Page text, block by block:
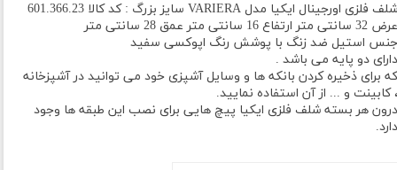
شلف فلزی اورجینال ایکیا مدل VARIERA سایز بزرگ : کد کالا 601.366.23
عرض 32 سانتی متر ارتفاع 16 سانتی متر عمق 28 سانتی متر
جنس استیل ضد زنگ با پوشش رنگ اپوکسی سفید
دارای دو پایه می باشد .
که برای ذخیره کردن بانکه ها و وسایل آشپزی خود می توانید در آشپزخانه
، کابینت و ... از آن استفاده نمایید.
درون هر بسته شلف فلزی ایکیا پیچ هایی برای نصب این طبقه ها وجود
دارد.